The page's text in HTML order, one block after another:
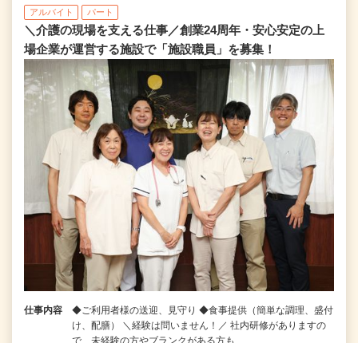
アルバイト パート
＼介護の現場を支える仕事／創業24周年・安心安定の上
場企業が運営する施設で「施設職員」を募集！
仕事内容
◆ご利用者様の送迎、見守り ◆食事提供（簡単な調理、盛付
け、配膳） ＼経験は問いません！／ 社内研修がありますの
で、未経験の方やブランクがある方も…